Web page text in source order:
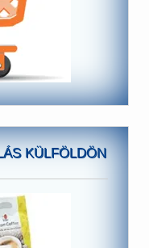
KÜLFÖLDÖN